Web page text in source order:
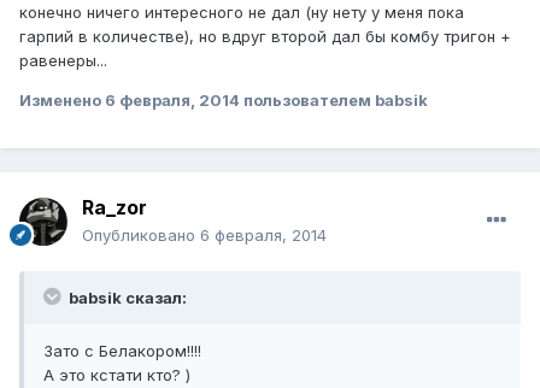
конечно ничего интересного не дал (ну нету у меня пока
гарпий в количестве), но вдруг второй дал бы комбу тригон +
равенеры...
Изменено 6 февраля, 2014 пользователем babsik
Ra_zor
Опубликовано 6 февраля, 2014
babsik сказал:
Зато с Белакором!!!!
А это кстати кто? )